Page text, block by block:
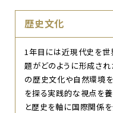
歴史文化
1年目には近現代史を世
題がどのように形成され
の歴史文化や自然環境
を探る実践的な視点を
と歴史を軸に国際関係を